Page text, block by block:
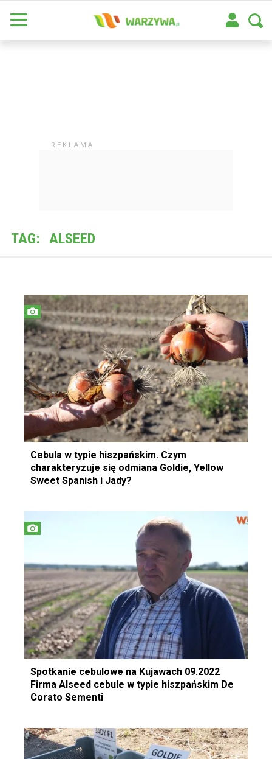
TAG: ALSEED
Cebula w typie hiszpańskim. Czym
charakteryzuje się odmiana Goldie, Yellow
Sweet Spanish i Jady?
Spotkanie cebulowe na Kujawach 09.2022
Firma Alseed cebule w typie hiszpańskim De
Corato Sementi